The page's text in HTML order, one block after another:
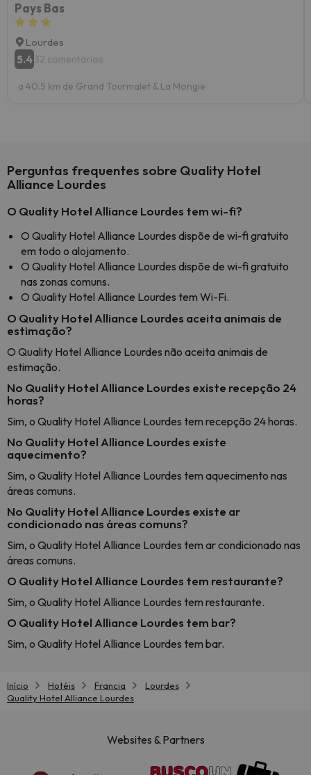
Pays Bas
Lourdes
5.432 comentários
a 40.5 km de Grand Tourmalet & La Mongie
Perguntas frequentes sobre Quality Hotel
Alliance Lourdes
O Quality Hotel Alliance Lourdes tem wi-fi?
O Quality Hotel Alliance Lourdes dispõe de wi-fi gratuito
em todo o alojamento.
O Quality Hotel Alliance Lourdes dispõe de wi-fi gratuito
nas zonas comuns.
O Quality Hotel Alliance Lourdes tem Wi-Fi.
O Quality Hotel Alliance Lourdes aceita animais de
estimação?
O Quality Hotel Alliance Lourdes não aceita animais de
estimação.
No Quality Hotel Alliance Lourdes existe recepção 24
horas?
Sim, o Quality Hotel Alliance Lourdes tem recepção 24 horas.
No Quality Hotel Alliance Lourdes existe
aquecimento?
Sim, o Quality Hotel Alliance Lourdes tem aquecimento nas
áreas comuns.
No Quality Hotel Alliance Lourdes existe ar
condicionado nas áreas comuns?
Sim, o Quality Hotel Alliance Lourdes tem ar condicionado nas
áreas comuns.
O Quality Hotel Alliance Lourdes tem restaurante?
Sim, o Quality Hotel Alliance Lourdes tem restaurante.
O Quality Hotel Alliance Lourdes tem bar?
Sim, o Quality Hotel Alliance Lourdes tem bar.
Início Hotéis Francia
Lourdes
Quality Hotel Alliance Lourdes
Websites & Partners